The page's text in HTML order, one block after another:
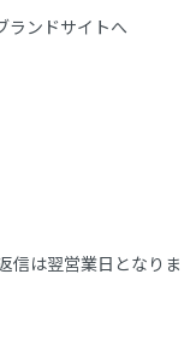
信は翌営業日となりま